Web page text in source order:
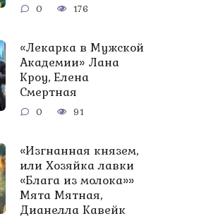
0 176
«Лекарка в Мужской
Академии» Лана
Кроу, Елена
Смертная
0 91
«Изгнанная князем,
или Хозяйка лавки
«Блага из молока»»
Мята Мятная,
Дианелла Кавейк